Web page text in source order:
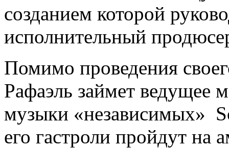
созданием которой
исполнительный
Помимо проведения
Рафаэль займет ведущее
музыки «независимых»
его гастроли пройдут на